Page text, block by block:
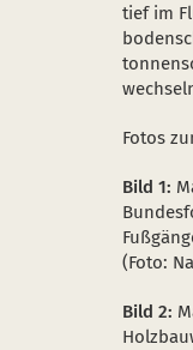
tief im
Fotos
Bild 1:
(Foto:
Bild 2: